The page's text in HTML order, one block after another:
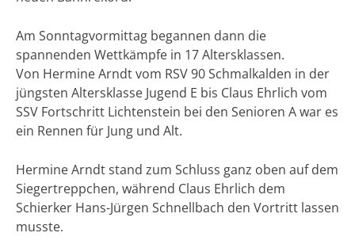
Am Sonntagvormittag begannen dann die
spannenden Wettkämpfe in 17 Altersklassen.
Von Hermine Arndt vom RSV 90 Schmalkalden in der
jüngsten Altersklasse Jugend E bis Claus Ehrlich vom
SSV Fortschritt Lichtenstein bei den Senioren A war es
ein Rennen für Jung und Alt.
Hermine Arndt stand zum Schluss ganz oben auf dem
Siegertreppchen, während Claus Ehrlich dem
Schierker Hans-Jürgen Schnellbach den Vortritt lassen
musste.